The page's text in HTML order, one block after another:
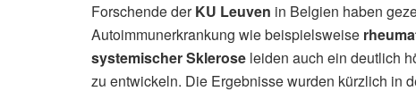
Forschende derKU Leuven in Belgien haben
Autoimmunerkrankung wie beispielsweise
systemischer Sklerose leiden auch ein deutlich
zu entwickeln. Die Ergebnisse wurden kürzlich in